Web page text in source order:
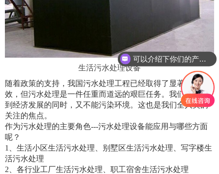
生活污水处理设备
随着政策的支持，我国污水处理工程已经取得了显著的成
效，但污水处理是一件任重而道远的艰巨任务。我们既要做
到经济发展的同时，又不能污染环境。这也是我们全人类的
关注的焦点。
作为污水处理的主要角色---污水处理设备能应用与哪些方面
呢？
1
、生活小区生活污水处理、别墅区生活污水处理、写字楼生
活污水处理
2 、各行业工厂生活污水处理、职工宿舍生活污水处理
可以介绍下你们的产品么